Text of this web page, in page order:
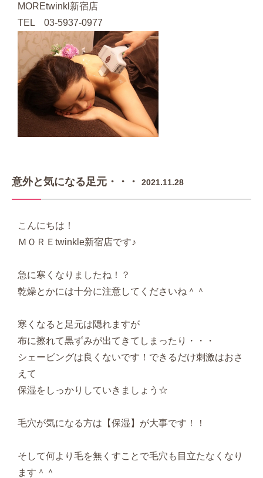
MOREtwinkl新宿店
TEL 03‐5937‐0977
意外と気になる足元・・・ 2021.11.28
こんにちは！
ＭＯＲＥtwinkle新宿店です♪
急に寒くなりましたね！？
乾燥とかには十分に注意してくださいね＾＾
寒くなると足元は隠れますが
布に擦れて黒ずみが出てきてしまったり・・・
シェービングは良くないです！できるだけ刺激はおさ
えて
保湿をしっかりしていきましょう☆
毛穴が気になる方は【保湿】が大事です！！
そして何より毛を無くすことで毛穴も目立たなくなり
ます＾＾